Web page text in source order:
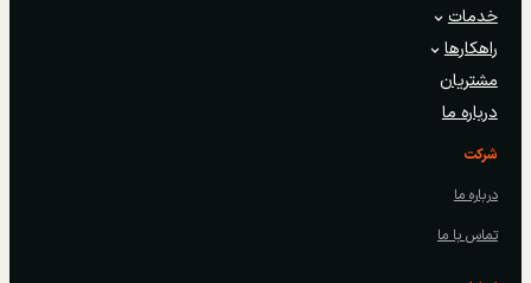
خدمات
راهکارها
مشتریان
درباره ما
شرکت
درباره ما
تماس با ما